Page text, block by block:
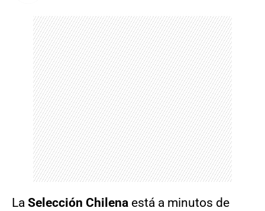
La Selección Chilena está a minutos de